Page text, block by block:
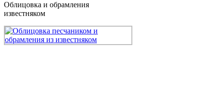
Облицовка и обрамления
известняком